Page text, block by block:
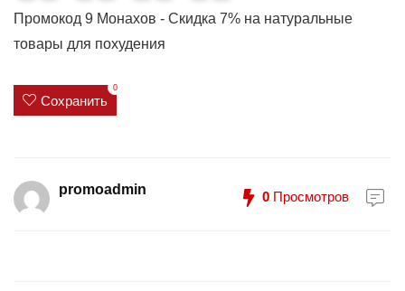
4
Промокод 9 Монахов - Скидка 7% на натуральные
товары для похудения
Сохранить
0
promoadmin 0 Просмотров